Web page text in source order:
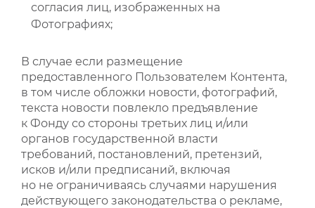
согласия лиц, изображенных на
Фотографиях;
В случае если размещение
предоставленного Пользователем Контента,
в том числе обложки новости, фотографий,
текста новости повлекло предъявление
к Фонду со стороны третьих лиц и/или
органов государственной власти
требований, постановлений, претензий,
исков и/или предписаний, включая
но не ограничиваясь случаями нарушения
действующего законодательства о рекламе,